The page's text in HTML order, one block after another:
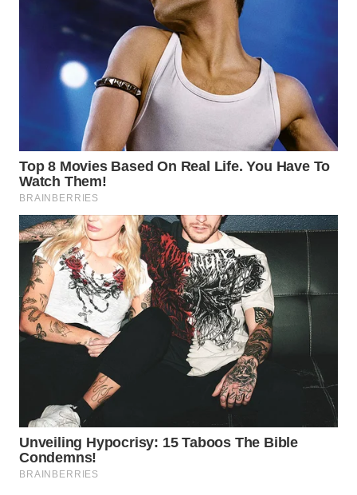
WN
TAPANULI
UTARA
WN
PADANG
LAWAS
WN
SUMEDANG
WN
CIANJUR
WN
TANGERANG